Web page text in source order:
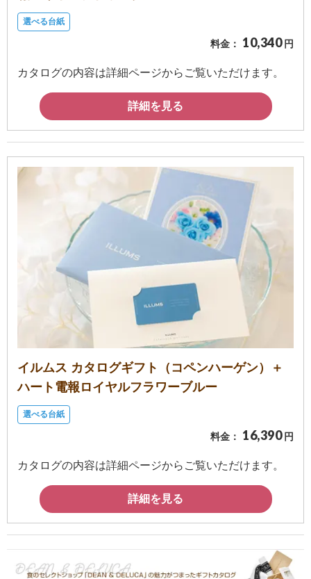
選べる台紙
料金： 10,340 円
カタログの内容は詳細ページからご覧いただけます。
詳細を見る
イルムス カタログギフト（コペンハーゲン）＋
ハート電報ロイヤルフラワーブルー
選べる台紙
料金： 16,390 円
カタログの内容は詳細ページからご覧いただけます。
詳細を見る